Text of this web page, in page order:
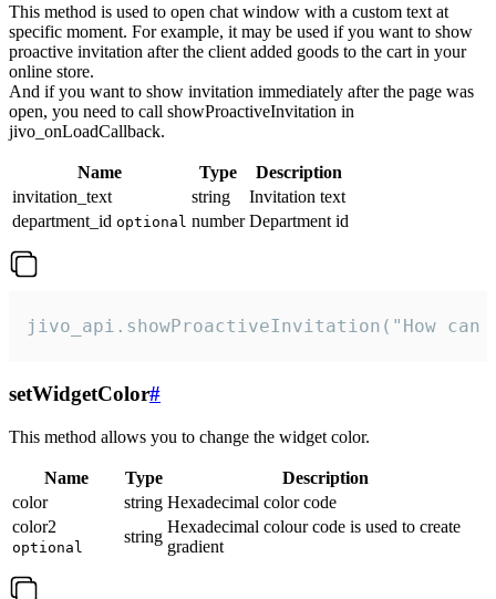
This method is used to open chat window with a custom text at
specific moment. For example, it may be used if you want to show
proactive invitation after the client added goods to the cart in your
online store.
And if you want to show invitation immediately after the page was
open, you need to call showProactiveInvitation in
jivo_onLoadCallback.
Name Type
Description
invitation_text
string
Invitation text
department_id optional number Department id
jivo_api.showProactiveInvitation("How
setWidgetColor#
This method allows you to change the widget color.
Name Type
Description
color
string Hexadecimal color code
color2
optional
string
Hexadecimal colour code is used to create
gradient